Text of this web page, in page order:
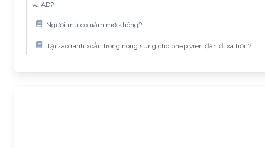
và AD?
Người mù có nằm mơ không?
Tại sao rãnh xoắn trong nòng súng cho phép viên đạn đi xa hơn?